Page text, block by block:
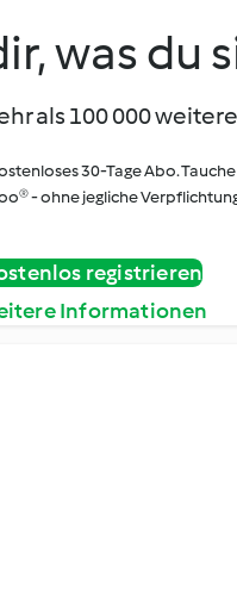
was du
als 100 000
30-Tage Abo.
- ohne jegliche
registrieren
Informationen